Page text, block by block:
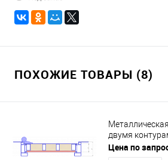
ПОХОЖИЕ ТОВАРЫ (8)
двумя
Цена по